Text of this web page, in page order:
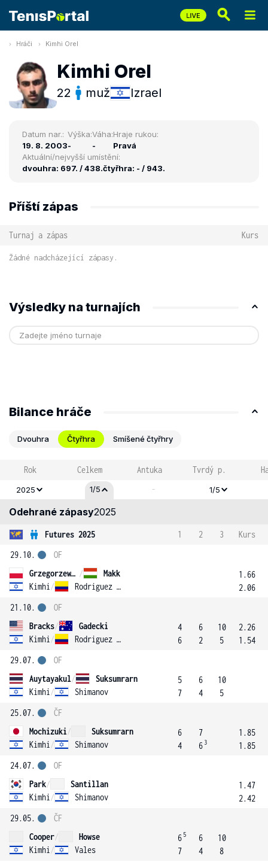
Hráči Kimhi Orel
Kimhi Orel
22 muž Izrael
Datum nar.:
19. 8. 2003
Výška:
-
Váha:
-
Hraje rukou:
Pravá
Aktuální/nejvyšší umístění:
dvouhra: 697. / 438.čtyřhra: - / 943.
Příští zápas
Turnaj a zápas Kurs
Žádné nadcházející zápasy.
Výsledky na turnajích
Bilance hráče
Dvouhra Čtyřhra Smíšené čtyřhry
Rok Celkem Antuka Tvrdý p.
2025 1/5 - 1/5
Odehrané zápasy2025
Futures 2025 1 2 3
Kurs
29.10.
Grzegorzewski /
Makk
Kimhi / Rodriguez Rodriguez
OF
1.66
2.06
21.10.
Bracks/
Gadecki
Kimhi / Rodriguez Rodriguez
OF
4
6
6
2
10
5
2.26
1.54
29.07.
Auytayakul/
Suksumrarn
Kimhi / Shimanov
OF
5
7
6
4
10
5
25.07.
Mochizuki/
Suksumrarn
Kimhi / Shimanov
ČF
6
4
7
6 3
1.85
1.85
24.07.
Park/
Santillan
Kimhi / Shimanov
OF
1.47
2.42
29.05.
Cooper/
Howse
Kimhi / Vales
ČF
6 5
7
6
4
10
8